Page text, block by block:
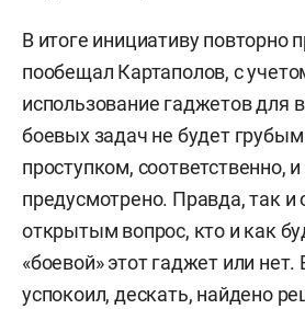
В итоге инициативу повторно
пообещал Картаполов, с
использование гаджетов для
боевых задач не будет
проступком, соответственно,
предусмотрено. Правда, так и
открытым вопрос, кто и как
«боевой» этот гаджет или
успокоил, дескать, найдено